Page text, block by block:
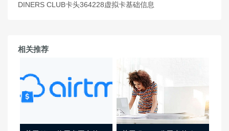
DINERS CLUB卡头364228虚拟卡基础信息
相关推荐